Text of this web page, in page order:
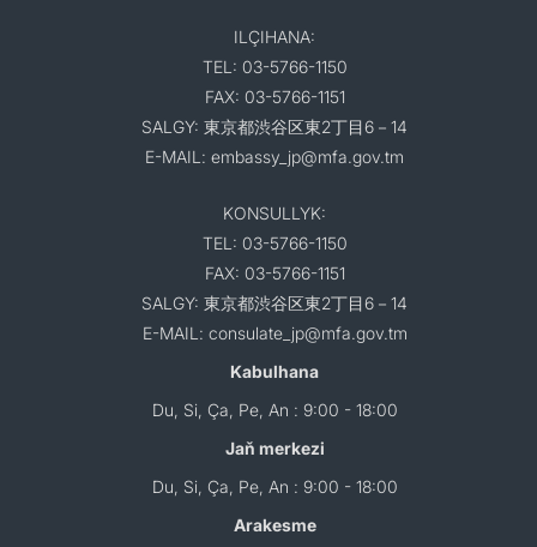
ILÇIHANA:
TEL: 03-5766-1150
FAX: 03-5766-1151
SALGY: 東京都渋谷区東2丁目6－14
E-MAIL: embassy_jp@mfa.gov.tm
KONSULLYK:
TEL: 03-5766-1150
FAX: 03-5766-1151
SALGY: 東京都渋谷区東2丁目6－14
E-MAIL: consulate_jp@mfa.gov.tm
Kabulhana
Du, Si, Ça, Pe, An : 9:00 - 18:00
Jaň merkezi
Du, Si, Ça, Pe, An : 9:00 - 18:00
Arakesme